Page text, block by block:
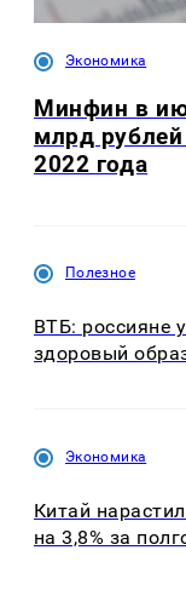
Экономика
Минфин в
млрд
2022 года
Полезное
ВТБ: россияне
здоровый
Экономика
Китай
на 3,8% за